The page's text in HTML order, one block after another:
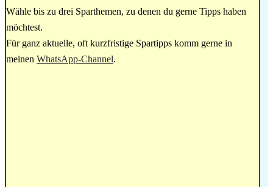
Wähle bis zu drei Sparthemen, zu denen du gerne Tipps haben
möchtest.
Für ganz aktuelle, oft kurzfristige Spartipps komm gerne in
meinen WhatsApp-Channel.